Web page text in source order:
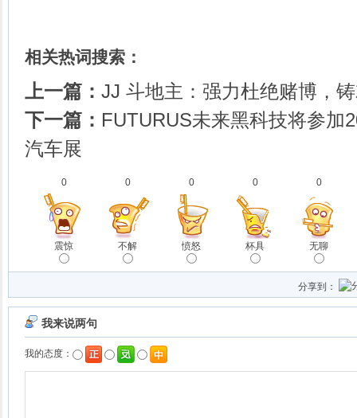
相关热词搜索：
上一篇： JJ 斗地主：强力杜绝赌博，
下一篇： FUTURUS未来黑科技将参加
汽车展
0
震惊
0
不解
0
愤怒
0
杯具
0
无聊
分享到：